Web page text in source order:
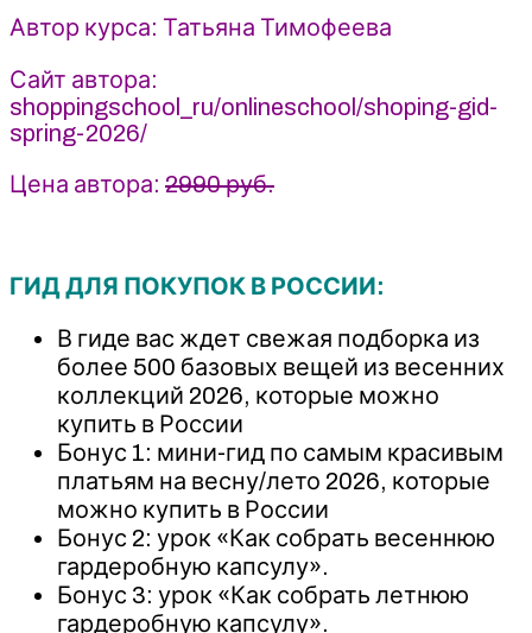
России
-
Татьяна
Тимофеева
Автор курса: Татьяна Тимофеева
Сайт автора:
shoppingschool_ru/onlineschool/shoping-gid-
spring-2026/
Цена автора: 2990 руб.
ГИД ДЛЯ ПОКУПОК В РОССИИ:
В гиде вас ждет свежая подборка из
более 500 базовых вещей из весенних
коллекций 2026, которые можно
купить в России
Бонус 1: мини-гид по самым красивым
платьям на весну/лето 2026, которые
можно купить в России
Бонус 2: урок «Как собрать весеннюю
гардеробную капсулу».
Бонус 3: урок «Как собрать летнюю
гардеробную капсулу».